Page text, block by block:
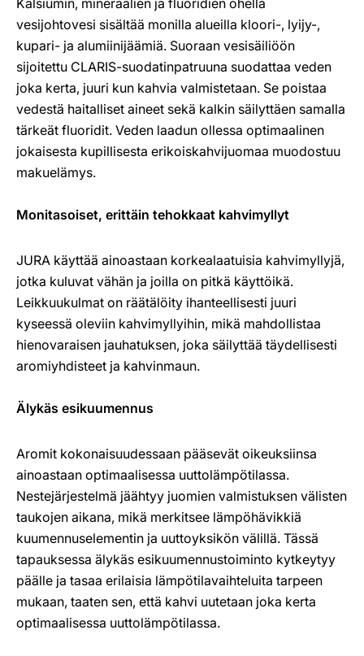
Kalsiumin, mineraalien ja fluoridien ohella
vesijohtovesi sisältää monilla alueilla kloori-, lyijy-,
kupari- ja alumiinijäämiä. Suoraan vesisäiliöön
sijoitettu CLARIS-suodatinpatruuna suodattaa veden
joka kerta, juuri kun kahvia valmistetaan. Se poistaa
vedestä haitalliset aineet sekä kalkin säilyttäen samalla
tärkeät fluoridit. Veden laadun ollessa optimaalinen
jokaisesta kupillisesta erikoiskahvijuomaa muodostuu
makuelämys.
Monitasoiset, erittäin tehokkaat kahvimyllyt
JURA käyttää ainoastaan korkealaatuisia kahvimyllyjä,
jotka kuluvat vähän ja joilla on pitkä käyttöikä.
Leikkuukulmat on räätälöity ihanteellisesti juuri
kyseessä oleviin kahvimyllyihin, mikä mahdollistaa
hienovaraisen jauhatuksen, joka säilyttää täydellisesti
aromiyhdisteet ja kahvinmaun.
Älykäs esikuumennus
Aromit kokonaisuudessaan pääsevät oikeuksiinsa
ainoastaan optimaalisessa uuttolämpötilassa.
Nestejärjestelmä jäähtyy juomien valmistuksen välisten
taukojen aikana, mikä merkitsee lämpöhävikkiä
kuumennuselementin ja uuttoyksikön välillä. Tässä
tapauksessa älykäs esikuumennustoiminto kytkeytyy
päälle ja tasaa erilaisia lämpötilavaihteluita tarpeen
mukaan, taaten sen, että kahvi uutetaan joka kerta
optimaalisessa uuttolämpötilassa.